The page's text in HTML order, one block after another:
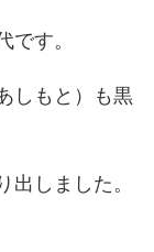
す。
しもと）も黒
しました。